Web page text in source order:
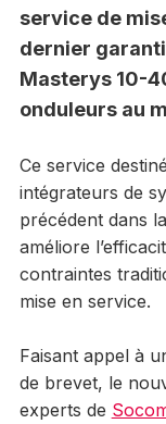
service de
dernier
Masterys 10-
onduleurs au
Ce service
intégrateurs de
précédent dans
améliore
contraintes
mise en service.
Faisant appel à
de brevet, le
experts de